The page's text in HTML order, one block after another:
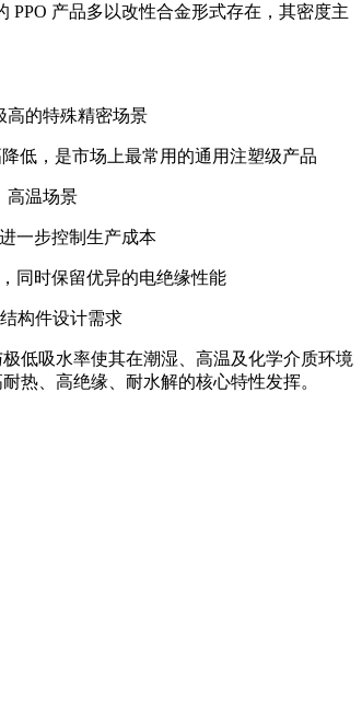
PPO 产品多以改性合金形式存在，其密度主
高的特殊精密场景
低，是市场上最常用的通用注塑级产品
高温场景
一步控制生产成本
同时保留优异的电绝缘性能
构件设计需求
低吸水率使其在潮湿、高温及化学介质环境
热、高绝缘、耐水解的核心特性发挥。